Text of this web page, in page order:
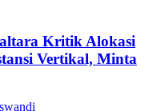
Kritik Alokasi
Vertikal, Minta